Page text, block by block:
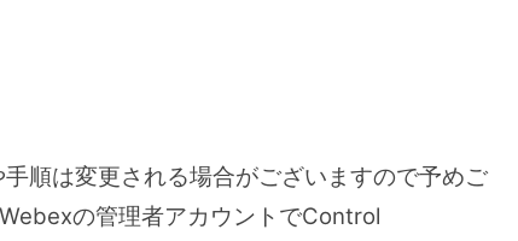
順は変更される場合がございますので予めご
の管理者アカウントでControl